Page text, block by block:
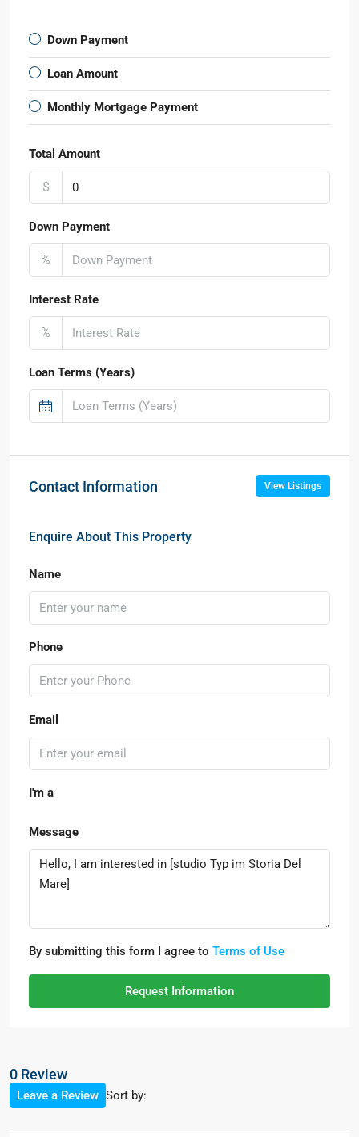
Down Payment
Loan Amount
Monthly Mortgage Payment
Total Amount
$
Down Payment
%
Interest Rate
%
Loan Terms (Years)
Contact Information View Listings
Enquire About This Property
Name
Phone
Email
I'm a
Message
By submitting this form I agree to Terms of Use
Request Information
0 Review
Sort by:
Leave a Review